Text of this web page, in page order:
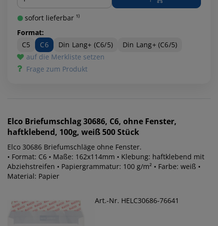
sofort lieferbar ¹⁾
Format:
C5
C6 Din Lang+ (C6/5)
Din Lang+ (C6/5)
auf die Merkliste setzen
Frage zum Produkt
Elco Briefumschlag 30686, C6, ohne Fenster,
haftklebend, 100g, weiß 500 Stück
Elco 30686 Briefumschläge ohne Fenster.
• Format: C6 • Maße: 162x114mm • Klebung: haftklebend mit
Abziehstreifen • Papiergrammatur: 100 g/m² • Farbe: weiß •
Material: Papier
Art.-Nr. HELC30686-76641